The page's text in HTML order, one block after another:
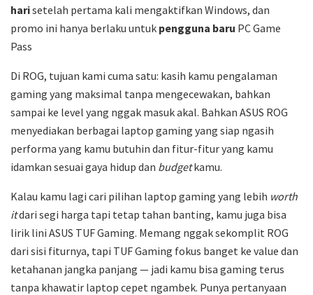
harisetelah pertama kali mengaktifkan Windows, dan
promo ini hanya berlaku untuk pengguna baru PC Game
Pass
Di ROG, tujuan kami cuma satu: kasih kamu pengalaman
gaming yang maksimal tanpa mengecewakan, bahkan
sampai ke level yang nggak masuk akal. Bahkan ASUS ROG
menyediakan berbagai laptop gaming yang siap ngasih
performa yang kamu butuhin dan fitur-fitur yang kamu
idamkan sesuai gaya hidup dan budgetkamu.
Kalau kamu lagi cari pilihan laptop gaming yang lebih worth
itdari segi harga tapi tetap tahan banting, kamu juga bisa
lirik lini ASUS TUF Gaming. Memang nggak sekomplit ROG
dari sisi fiturnya, tapi TUF Gaming fokus banget ke value dan
ketahanan jangka panjang — jadi kamu bisa gaming terus
tanpa khawatir laptop cepet ngambek. Punya pertanyaan